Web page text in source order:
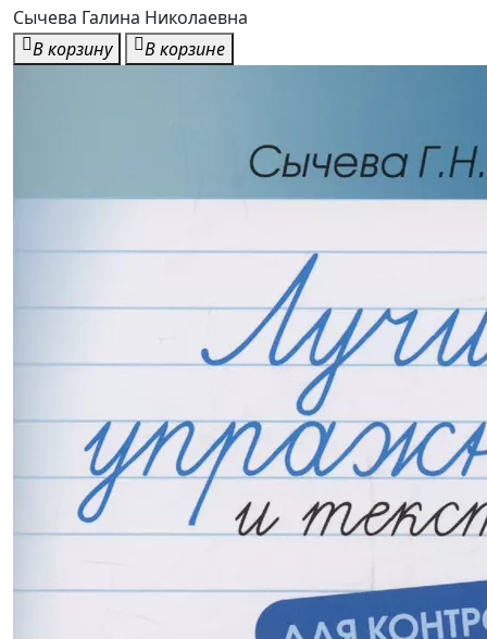
Сычева Галина Николаевна
В корзину
В корзине